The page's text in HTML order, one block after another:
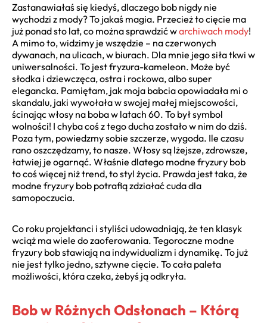
Zastanawiałaś się kiedyś, dlaczego bob nigdy nie
wychodzi z mody? To jakaś magia. Przecież to cięcie ma
już ponad sto lat, co można sprawdzić warchiwach mody!
A mimo to, widzimy je wszędzie – na czerwonych
dywanach, na ulicach, w biurach. Dla mnie jego siła tkwi w
uniwersalności. To jest fryzura-kameleon. Może być
słodka i dziewczęca, ostra i rockowa, albo super
elegancka. Pamiętam, jak moja babcia opowiadała mi o
skandalu, jaki wywołała w swojej małej miejscowości,
ścinając włosy na boba w latach 60. To był symbol
wolności! I chyba coś z tego ducha zostało w nim do dziś.
Poza tym, powiedzmy sobie szczerze, wygoda. Ile czasu
rano oszczędzamy, to nasze. Włosy są lżejsze, zdrowsze,
łatwiej je ogarnąć. Właśnie dlatego modne fryzury bob
to coś więcej niż trend, to styl życia. Prawda jest taka, że
modne fryzury bob potrafią zdziałać cuda dla
samopoczucia.
Co roku projektanci i styliści udowadniają, że ten klasyk
wciąż ma wiele do zaoferowania. Tegoroczne modne
fryzury bob stawiają na indywidualizm i dynamikę. To już
nie jest tylko jedno, sztywne cięcie. To cała paleta
możliwości, która czeka, żebyś ją odkryła.
Bob w Różnych Odsłonach – Którą